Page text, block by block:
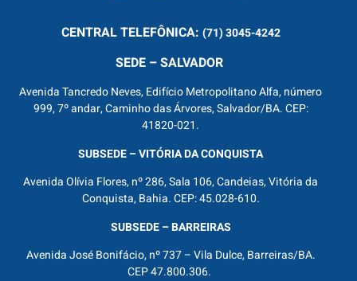
CENTRALTELEFÔNICA: (71) 3045-4242
SEDE – SALVADOR
Avenida Tancredo Neves, Edifício Metropolitano Alfa, número
999, 7º andar, Caminho das Árvores, Salvador/BA. CEP:
41820-021.
SUBSEDE – VITÓRIA DA CONQUISTA
Avenida Olívia Flores, nº 286, Sala 106, Candeias, Vitória da
Conquista, Bahia. CEP: 45.028-610.
SUBSEDE – BARREIRAS
Avenida José Bonifácio, nº 737 – Vila Dulce, Barreiras/BA.
CEP 47.800.306.